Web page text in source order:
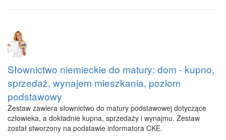
Słownictwo niemieckie do matury: dom - kupno,
sprzedaż, wynajem mieszkania, poziom
podstawowy
Zestaw zawiera słownictwo do matury podstawowej dotyczące
człowieka, a dokładnie kupna, sprzedaży i wynajmu. Zestaw
został stworzony na podstawie informatora CKE.